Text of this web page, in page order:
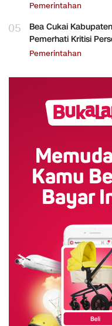
Pemerintahan
05
Bea Cukai
Pemerhati Kritisi
Pemerintahan